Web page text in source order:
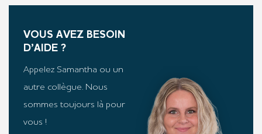
VOUS AVEZ BESOIN
D’AIDE ?
Appelez Samantha ou un
autre collègue. Nous
sommes toujours là pour
vous !